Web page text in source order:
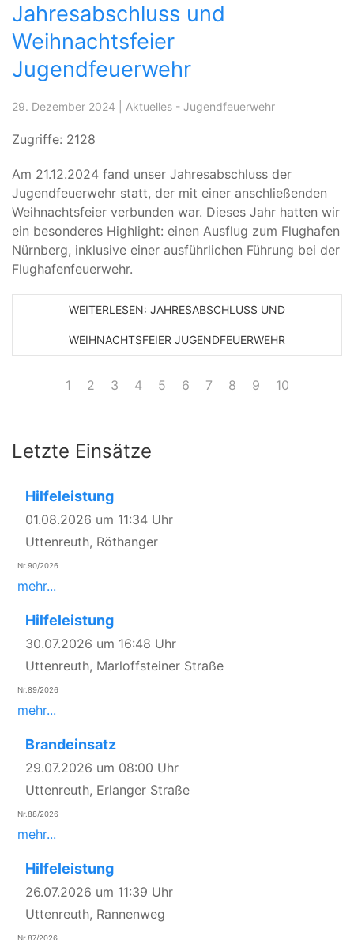
Jahresabschluss und
Weihnachtsfeier
Jugendfeuerwehr
29. Dezember 2024 Aktuelles - Jugendfeuerwehr
Zugriffe: 2128
Am 21.12.2024 fand unser Jahresabschluss der
Jugendfeuerwehr statt, der mit einer anschließenden
Weihnachtsfeier verbunden war. Dieses Jahr hatten wir
ein besonderes Highlight: einen Ausflug zum Flughafen
Nürnberg, inklusive einer ausführlichen Führung bei der
Flughafenfeuerwehr.
WEITERLESEN: JAHRESABSCHLUSS UND
WEIHNACHTSFEIER JUGENDFEUERWEHR
1 2 3 4 5 6 7 8 9 10
Letzte Einsätze
Hilfeleistung
01.08.2026 um 11:34 Uhr
Uttenreuth, Röthanger
Nr.90/2026
mehr...
Hilfeleistung
30.07.2026 um 16:48 Uhr
Uttenreuth, Marloffsteiner Straße
Nr.89/2026
mehr...
Brandeinsatz
29.07.2026 um 08:00 Uhr
Uttenreuth, Erlanger Straße
Nr.88/2026
mehr...
Hilfeleistung
26.07.2026 um 11:39 Uhr
Uttenreuth, Rannenweg
Nr.87/2026